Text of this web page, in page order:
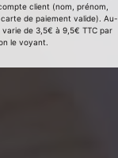
client (nom, prénom,
de paiement valide). Au-
de 3,5€ à 9,5€ TTC par
le voyant.